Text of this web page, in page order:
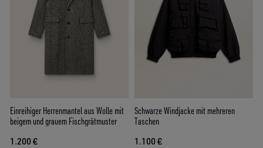
Einreihiger Herrenmantel aus Wolle mit
beigem und grauem Fischgrätmuster
1.200 €
Schwarze Windjacke mit mehreren
Taschen
1.100 €